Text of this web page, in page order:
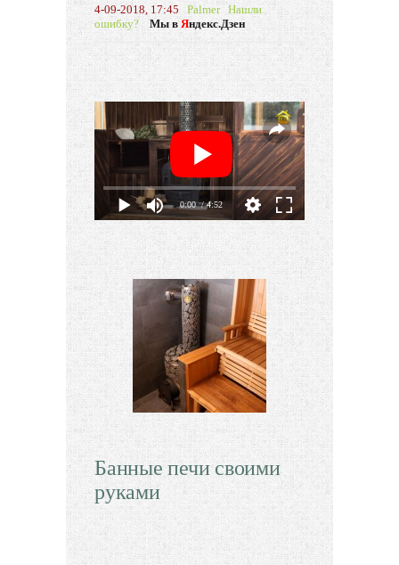
4-09-2018, 17:45 Palmer Нашли
ошибку?
Мы в Яндекс.Дзен
0:00 / 4:52
Банные печи своими
руками